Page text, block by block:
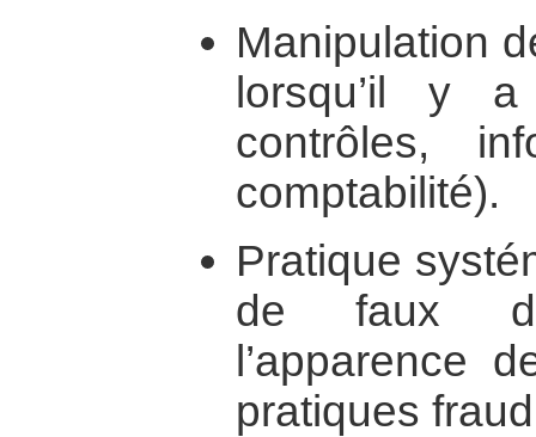
Manipulation
lorsqu’il y
contrôles,
comptabilité).
Pratique
de faux
l’apparence
pratiques